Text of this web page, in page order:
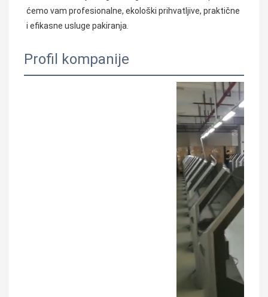
ćemo vam profesionalne, ekološki prihvatljive, praktične
i efikasne usluge pakiranja.
Profil kompanije